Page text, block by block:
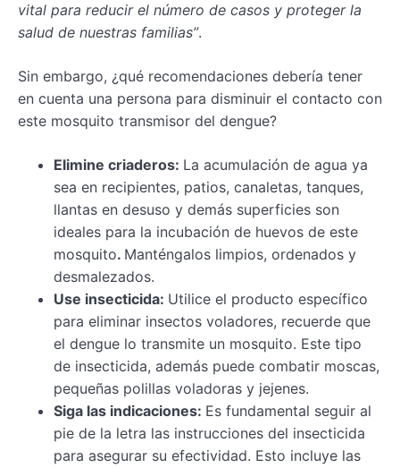
vital para reducir el número de casos y proteger la
salud de nuestras familias”.
Sin embargo, ¿qué recomendaciones debería tener
en cuenta una persona para disminuir el contacto con
este mosquito transmisor del dengue?
Elimine criaderos: La acumulación de agua ya
sea en recipientes, patios, canaletas, tanques,
llantas en desuso y demás superficies son
ideales para la incubación de huevos de este
mosquito. Manténgalos limpios, ordenados y
desmalezados.
Use insecticida: Utilice el producto específico
para eliminar insectos voladores, recuerde que
el dengue lo transmite un mosquito. Este tipo
de insecticida, además puede combatir moscas,
pequeñas polillas voladoras y jejenes.
Siga las indicaciones: Es fundamental seguir al
pie de la letra las instrucciones del insecticida
para asegurar su efectividad. Esto incluye las